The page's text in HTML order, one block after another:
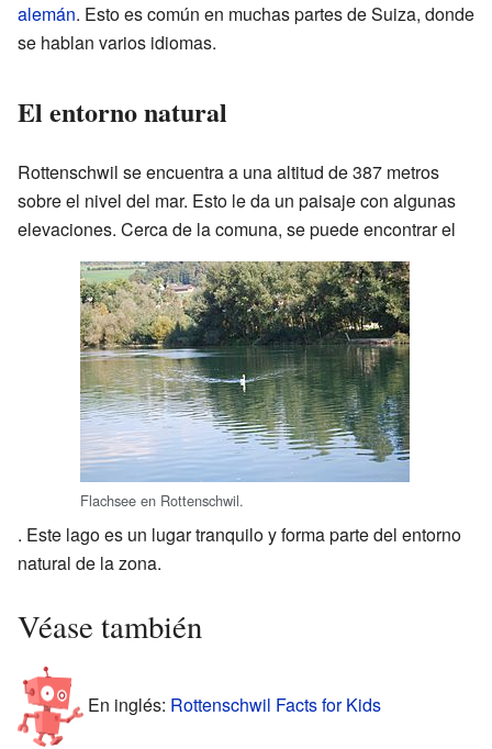
alemán. Esto es común en muchas partes de Suiza, donde
se hablan varios idiomas.
El entorno natural
Rottenschwil se encuentra a una altitud de 387 metros
sobre el nivel del mar. Esto le da un paisaje con algunas
elevaciones. Cerca de la comuna, se puede encontrar el
Flachsee en Rottenschwil.
. Este lago es un lugar tranquilo y forma parte del entorno
natural de la zona.
Véase también
En inglés: Rottenschwil Facts for Kids